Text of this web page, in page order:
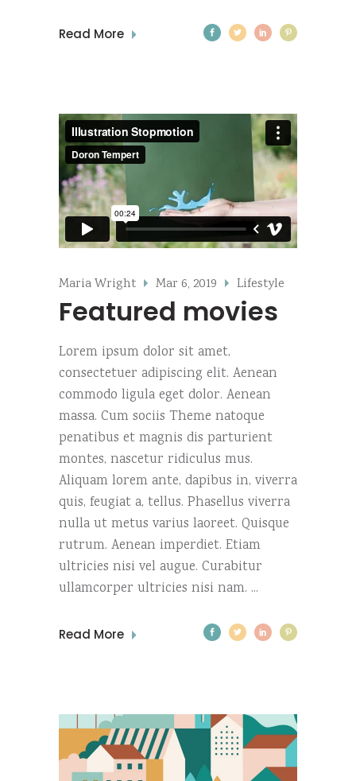
Read More
Maria Wright Mar 6, 2019 Lifestyle
Featured movies
Lorem ipsum dolor sit amet,
consectetuer adipiscing elit. Aenean
commodo ligula eget dolor. Aenean
massa. Cum sociis Theme natoque
penatibus et magnis dis parturient
montes, nascetur ridiculus mus.
Aliquam lorem ante, dapibus in, viverra
quis, feugiat a, tellus. Phasellus viverra
nulla ut metus varius laoreet. Quisque
rutrum. Aenean imperdiet. Etiam
ultricies nisi vel augue. Curabitur
ullamcorper ultricies nisi nam.
Read More